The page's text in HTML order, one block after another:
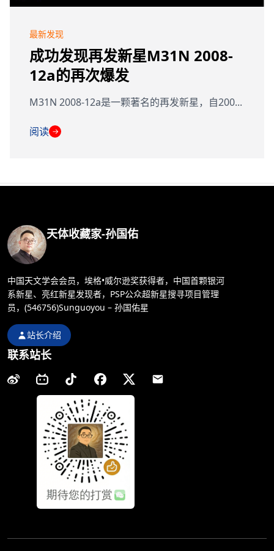
最新发现
成功发现再发新星M31N 2008-
12a的再次爆发
M31N 2008-12a是一颗著名的再发新星，自200...
阅读 →
天体收藏家-孙国佑
中国天文学会会员，埃格•威尔逊奖获得者，中国首颗银河
系新星、亮红新星发现者，PSP公众超新星搜寻项目管理
员，(546756)Sunguoyou – 孙国佑星
站长介绍
联系站长